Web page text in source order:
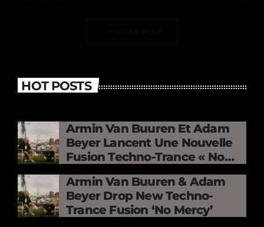
HOT POSTS
Armin Van Buuren Et Adam
Beyer Lancent Une Nouvelle
Fusion Techno-Trance « No
Mercy »
Armin Van Buuren & Adam
Beyer Drop New Techno-
Trance Fusion ‘No Mercy’